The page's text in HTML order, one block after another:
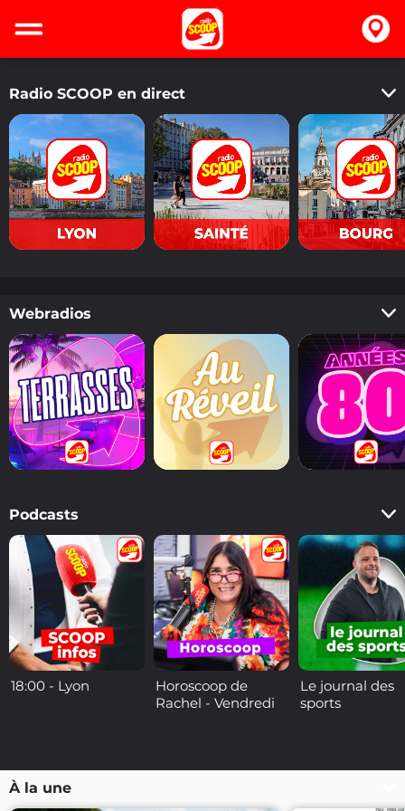
Radio SCOOP en direct
Webradios
Podcasts
18:00 - Lyon
Horoscoop de
Rachel - Vendredi
Le journal des
sports
À la une